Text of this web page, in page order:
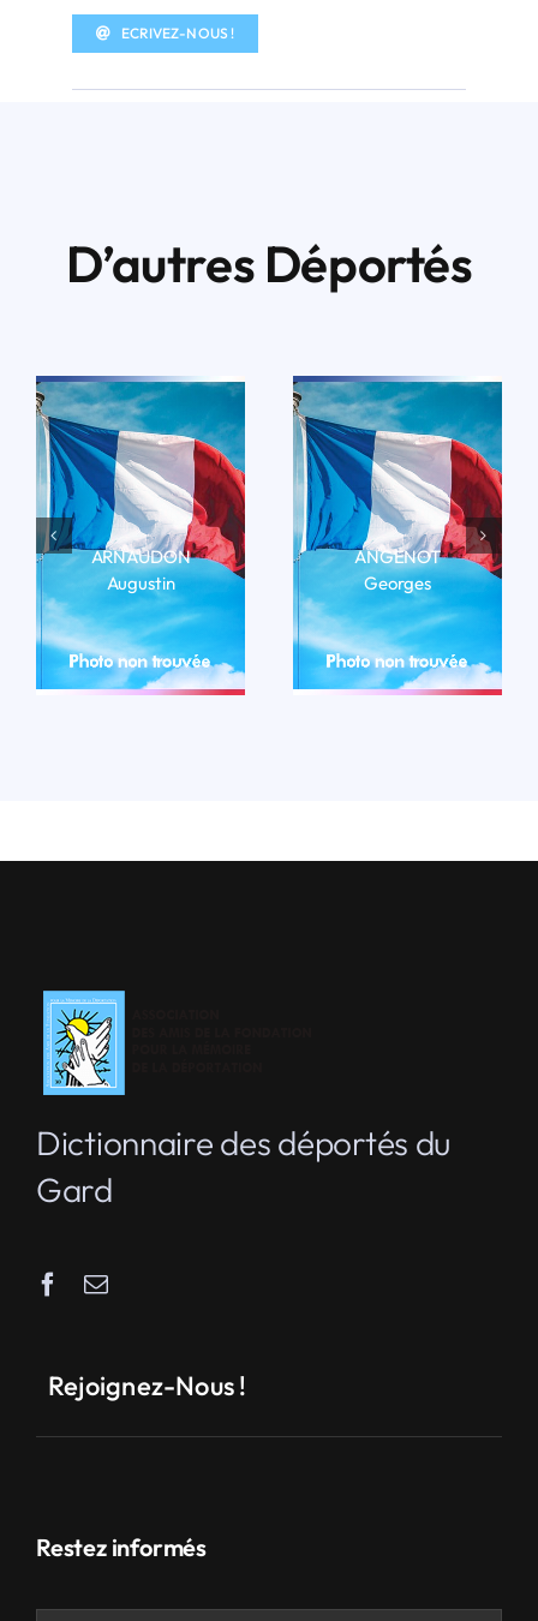
ECRIVEZ-NOUS !
D’autres Déportés
ARNAUDON
Augustin
LIRE LA BIO
ANGENOT
Georges
LIRE LA BIO
Dictionnaire des déportés du
Gard
Rejoignez-Nous !
Restez informés